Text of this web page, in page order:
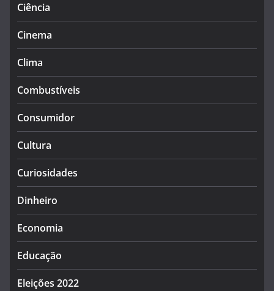
Ciência
Cinema
Clima
Combustíveis
Consumidor
Cultura
Curiosidades
Dinheiro
Economia
Educação
Eleições 2022